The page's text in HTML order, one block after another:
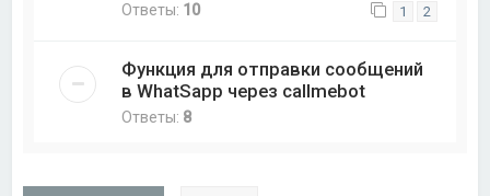
Ответы: 10 1 2
Функция для отправки сообщений
в WhatSapp через callmebot
Ответы: 8